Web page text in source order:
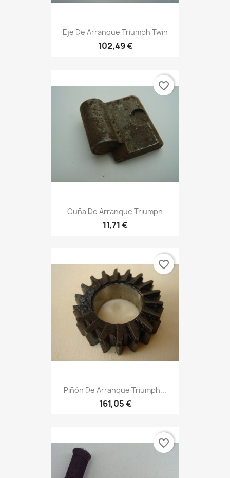
Eje De Arranque Triumph Twin
102,49 €
Cuña De Arranque Triumph
11,71 €
favorite_border
Piñón De Arranque Triumph...
161,05 €
favorite_border
favorite_border